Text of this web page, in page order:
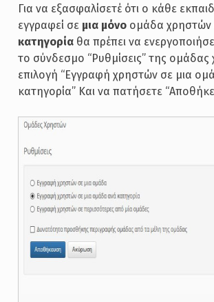
Για να εξασφαλίσετέ ότι ο κάθε
εγγραφεί σε μια μόνοομάδα χρηστών
κατηγορίαθα πρέπει να
το σύνδεσμο “Ρυθμίσεις” της
επιλογή “Εγγραφή χρηστών σε μια
κατηγορία” Και να πατήσετε